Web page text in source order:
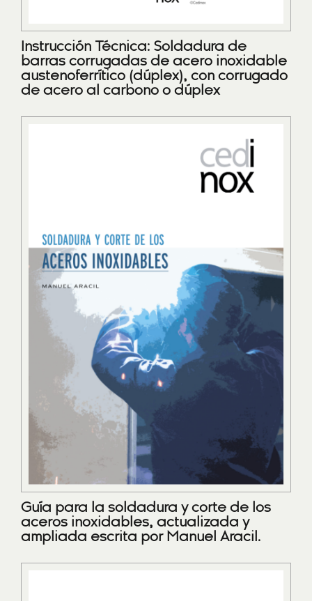
Instrucción Técnica: Soldadura de
barras corrugadas de acero inoxidable
austenoferrítico (dúplex), con corrugado
de acero al carbono o dúplex
Guía para la soldadura y corte de los
aceros inoxidables, actualizada y
ampliada escrita por Manuel Aracil.